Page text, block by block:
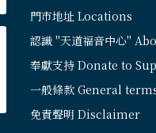
門市地址 Locations
認識 "天道福音中心"
奉獻支持 Donate to
一般條款 General
免責聲明 Disclaimer